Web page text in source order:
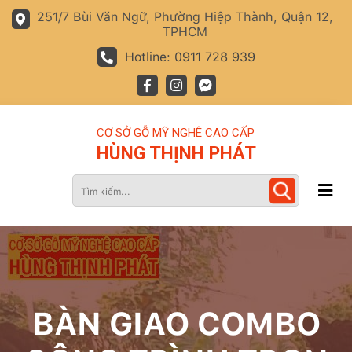
251/7 Bùi Văn Ngữ, Phường Hiệp Thành, Quận 12,
TPHCM
Hotline: 0911 728 939
CƠ SỞ GỖ MỸ NGHÊ CAO CẤP
HÙNG THỊNH PHÁT
BÀN GIAO COMBO